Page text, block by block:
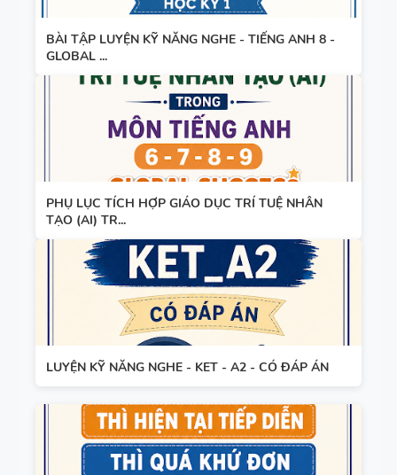
BÀI TẬP LUYỆN KỸ NĂNG NGHE - TIẾNG ANH 8 -
GLOBAL ...
PHỤ LỤC TÍCH HỢP GIÁO DỤC TRÍ TUỆ NHÂN
TẠO (AI) TR...
LUYỆN KỸ NĂNG NGHE - KET - A2 - CÓ ĐÁP ÁN